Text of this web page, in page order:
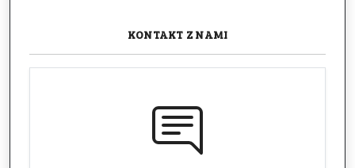
KONTAKT Z NAMI